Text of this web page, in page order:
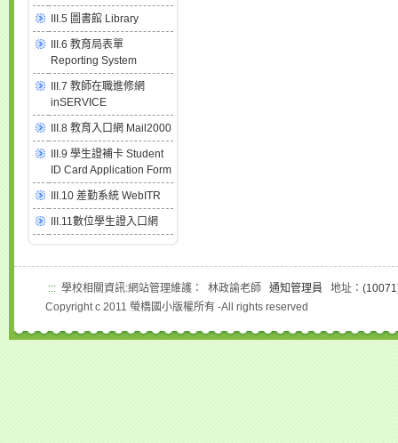
III.5 圖書館 Library
III.6 教育局表單
Reporting System
III.7 教師在職進修網
inSERVICE
III.8 教育入口網 Mail2000
III.9 學生證補卡 Student
ID Card Application Form
III.10 差勤系統 WebITR
III.11數位學生證入口網
::: 學校相關資訊:網站管理維護： 林政諭老師 通知管理員 地址：
Copyright c 2011 螢橋國小版權所有 -All rights reserved